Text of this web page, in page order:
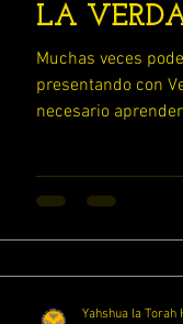
LA
Muchas veces
presentando con
necesario
Yahshua la Torah